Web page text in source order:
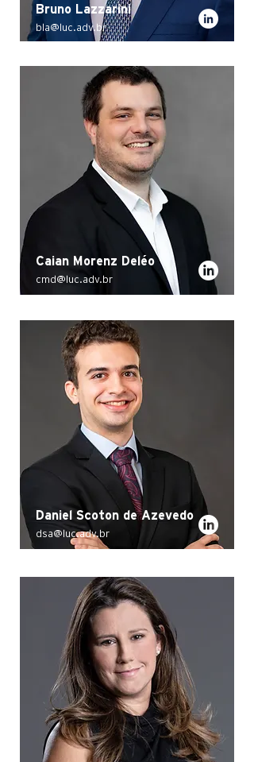
Bruno Lazzarini
bla@luc.adv.br
Caian Morenz Deléo
cmd@luc.adv.br
Daniel Scoton de Azevedo
dsa@luc.adv.br